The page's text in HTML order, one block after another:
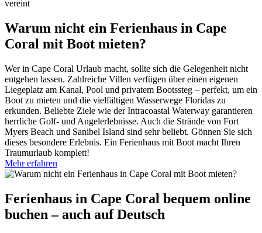
Warum nicht ein Ferienhaus in Cape
Coral mit Boot mieten?
Wer in Cape Coral Urlaub macht, sollte sich die Gelegenheit nicht
entgehen lassen. Zahlreiche Villen verfügen über einen eigenen
Liegeplatz am Kanal, Pool und privatem Bootssteg – perfekt, um ein
Boot zu mieten und die vielfältigen Wasserwege Floridas zu
erkunden. Beliebte Ziele wie der Intracoastal Waterway garantieren
herrliche Golf- und Angelerlebnisse. Auch die Strände von Fort
Myers Beach und Sanibel Island sind sehr beliebt. Gönnen Sie sich
dieses besondere Erlebnis. Ein Ferienhaus mit Boot macht Ihren
Traumurlaub komplett!
Mehr erfahren
Ferienhaus in Cape Coral bequem online
buchen – auch auf Deutsch